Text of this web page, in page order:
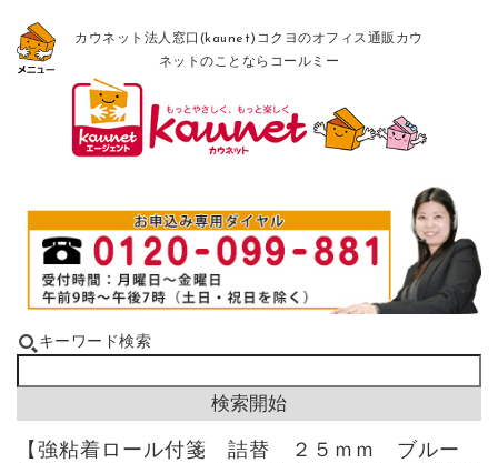
カウネット法人窓口(kaunet)コクヨのオフィス通販カウ
ネットのことならコールミー
キーワード検索
【強粘着ロール付箋 詰替 ２５ｍｍ ブルー